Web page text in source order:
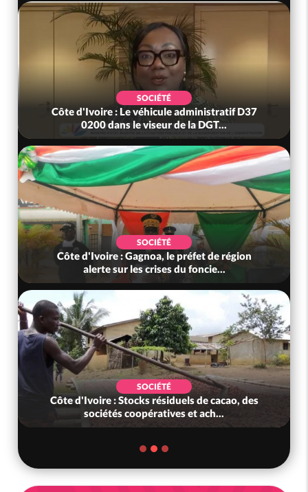
: Le véhicule administratif D37
dans le viseur de la DGT...
SOCIÉTÉ
: Gagnoa, le préfet de région
sur les crises du foncie...
SOCIÉTÉ
: Stocks résiduels de cacao, des
coopératives et ach...
Côte d'Ivoire :
Côte d'Ivoire :
Côte d'Ivoire :